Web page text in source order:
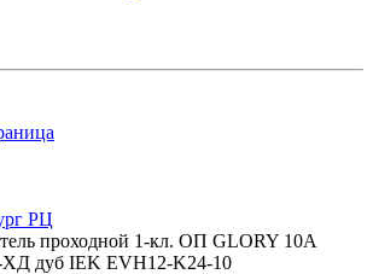
РЦ
проходной 1-кл. ОП GLORY 10А
дуб IEK EVH12-K24-10